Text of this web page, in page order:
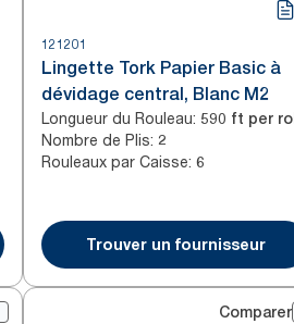
121201
Lingette Tork Papier Basic à
dévidage central, Blanc M2
Longueur du Rouleau: 590 ft per roll
Nombre de Plis: 2
Rouleaux par Caisse: 6
Trouver un fournisseur
Comparer